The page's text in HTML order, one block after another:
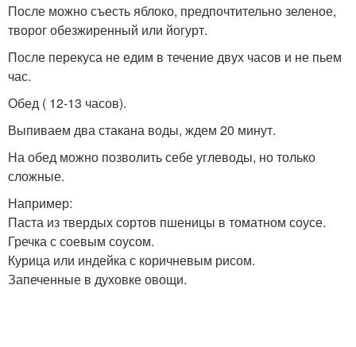
После можно съесть яблоко, предпочтительно зеленое,
творог обезжиренный или йогурт.
После перекуса не едим в течение двух часов и не пьем
час.
Обед ( 12-13 часов).
Выпиваем два стакана воды, ждем 20 минут.
На обед можно позволить себе углеводы, но только
сложные.
Например:
Паста из твердых сортов пшеницы в томатном соусе.
Гречка с соевым соусом.
Курица или индейка с коричневым рисом.
Запеченные в духовке овощи.